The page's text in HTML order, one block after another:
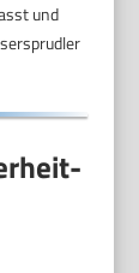
und